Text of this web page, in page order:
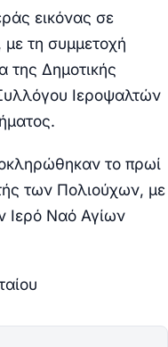
εικόνας σε
τη συμμετοχή
της Δημοτικής
Ιεροψαλτών
το πρωί
των Πολιούχων, με
Ιερό Ναό Αγίων